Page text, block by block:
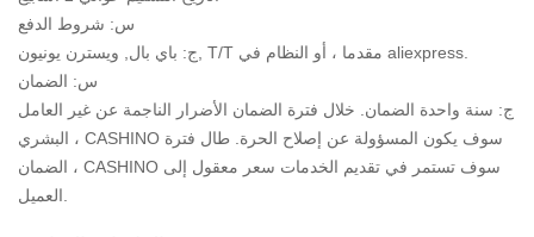
س: شروط الدفع
ج: باي بال, ويسترن يونيون, T/T مقدما ، أو النظام في aliexpress.
س: الضمان
ج: سنة واحدة الضمان. خلال فترة الضمان الأضرار الناجمة عن غير العامل
البشري ، CASHINO سوف يكون المسؤولة عن إصلاح الحرة. طال فترة
الضمان ، CASHINO سوف تستمر في تقديم الخدمات سعر معقول إلى